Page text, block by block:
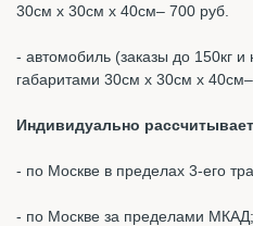
30см х 30см х 40см– 700 руб.
- автомобиль (заказы до 150кг
габаритами 30см х 30см х
Индивидуально
- по Москве в пределах 3-его
- по Москве за пределами МКАД;